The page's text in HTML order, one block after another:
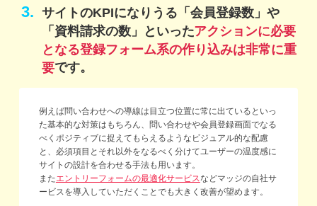
3. サイトのKPIになりうる「会員登録数」や
「資料請求の数」といったアクションに必要
となる登録フォーム系の作り込みは非常に重
要です。
例えば問い合わせへの導線は目立つ位置に常に出ているといっ
た基本的な対策はもちろん、問い合わせや会員登録画面でなる
べくポジティブに捉えてもらえるようなビジュアル的な配慮
と、必須項目とそれ以外をなるべく分けてユーザーの温度感に
サイトの設計を合わせる手法も用います。
またエントリーフォームの最適化サービスなどマッジの自社サ
ービスを導入していただくことでも大きく改善が望めます。